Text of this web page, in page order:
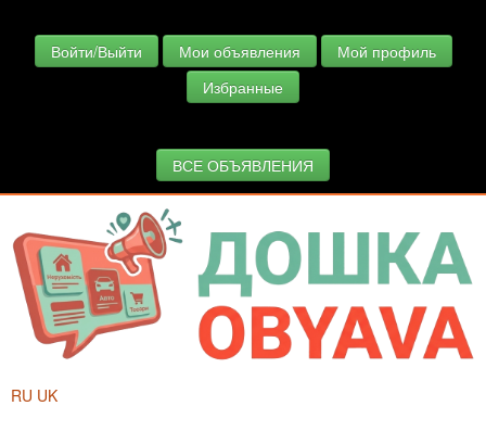
Войти/Выйти Мои объявления
Мой профиль
Избранные
ВСЕ ОБЪЯВЛЕНИЯ
RU UK